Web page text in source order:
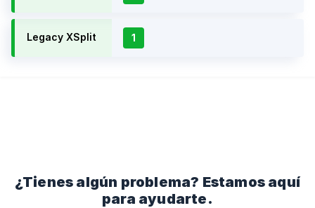
Legacy XSplit 1
¿Tienes algún problema? Estamos aquí
para ayudarte.